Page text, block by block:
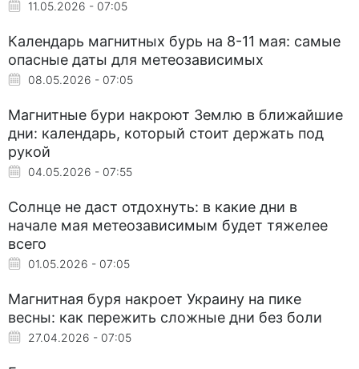
11.05.2026 - 07:05
Календарь магнитных бурь на 8-11 мая: самые
опасные даты для метеозависимых
08.05.2026 - 07:05
Магнитные бури накроют Землю в ближайшие
дни: календарь, который стоит держать под
рукой
04.05.2026 - 07:55
Солнце не даст отдохнуть: в какие дни в
начале мая метеозависимым будет тяжелее
всего
01.05.2026 - 07:05
Магнитная буря накроет Украину на пике
весны: как пережить сложные дни без боли
27.04.2026 - 07:05